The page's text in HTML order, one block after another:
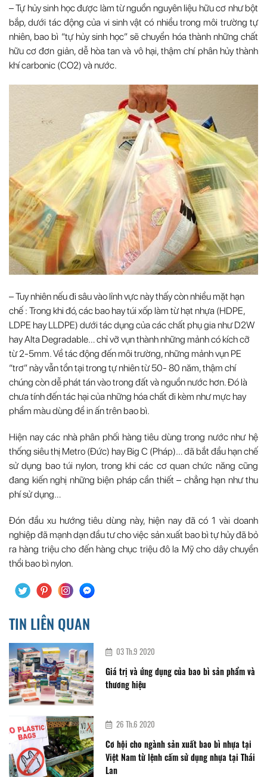
– Tự hủy sinh học được làm từ nguồn nguyên liệu hữu cơ như bột
bắp, dưới tác động của vi sinh vật có nhiều trong môi trường tự
nhiên, bao bì “tự hủy sinh học” sẽ chuyển hóa thành những chất
hữu cơ đơn giản, dễ hòa tan và vô hại, thậm chí phân hủy thành
khí carbonic (CO2) và nước.
– Tuy nhiên nếu đi sâu vào lỉnh vực này thấy còn nhiều mặt hạn
chế : Trong khi đó, các bao hay túi xốp làm từ hạt nhựa (HDPE,
LDPE hay LLDPE) dưới tác dụng của các chất phụ gia như D2W
hay Alta Degradable… chỉ vỡ vụn thành những mảnh có kích cỡ
từ 2-5mm. Về tác động đến môi trường, những mảnh vụn PE
“trơ” này vẫn tồn tại trong tự nhiên từ 50- 80 năm, thậm chí
chúng còn dễ phát tán vào trong đất và nguồn nước hơn. Đó là
chưa tính đến tác hại của những hóa chất đi kèm như mực hay
phẩm màu dùng để in ấn trên bao bì.
Hiện nay các nhà phân phối hàng tiêu dùng trong nước như hệ
thống siêu thị Metro (Đức) hay Big C (Pháp)… đã bắt đầu hạn chế
sử dụng bao túi nylon, trong khi các cơ quan chức năng cũng
đang kiến nghị những biện pháp cần thiết – chẳng hạn như thu
phí sử dụng…
Đón đầu xu hướng tiêu dùng này, hiện nay đã có 1 vài doanh
nghiệp đã mạnh dạn đầu tư cho việc sản xuất bao bì tự hủy đã bỏ
ra hàng triệu cho đến hàng chục triệu đô la Mỹ cho dây chuyền
thổi bao bì nylon.
TIN LIÊN QUAN
03 Th.9 2020
Giá trị và ứng dụng của bao bì sản phẩm và
thương hiệu
26 Th.6 2020
Cơ hội cho ngành sản xuất bao bì nhựa tại
Việt Nam từ lệnh cấm sử dụng nhựa tại Thái
Lan